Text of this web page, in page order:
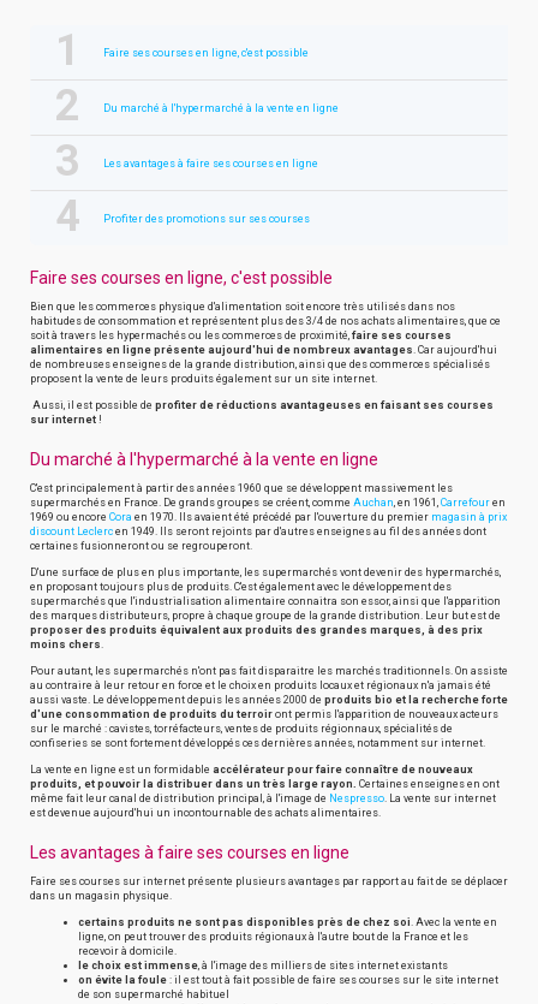
Faire ses courses en ligne, c'est possible
Du marché à l'hypermarché à la vente en ligne
Les avantages à faire ses courses en ligne
Profiter des promotions sur ses courses
Faire ses courses en ligne, c'est possible
Bien que les commerces physique d'alimentation soit encore très utilisés dans nos
habitudes de consommation et représentent plus des 3/4 de nos achats alimentaires, que ce
soit à travers les hypermachés ou les commerces de proximité, faire ses courses
alimentaires en ligne présente aujourd'hui de nombreux avantages . Car aujourd'hui
de nombreuses enseignes de la grande distribution, ainsi que des commerces spécialisés
proposent la vente de leurs produits également sur un site internet.
Aussi, il est possible de profiter de réductions avantageuses en faisant ses courses
sur internet !
Du marché à l'hypermarché à la vente en ligne
C'est principalement à partir des années 1960 que se développent massivement les
supermarchés en France. De grands groupes se créent, comme Auchan , en 1961, Carrefour en
1969 ou encore Cora en 1970. Ils avaient été précédé par l'ouverture du premier magasin à prix
discount Leclerc en 1949. Ils seront rejoints par d'autres enseignes au fil des années dont
certaines fusionneront ou se regrouperont.
D'une surface de plus en plus importante, les supermarchés vont devenir des hypermarchés,
en proposant toujours plus de produits. C'est également avec le développement des
supermarchés que l'industrialisation alimentaire connaitra son essor, ainsi que l'apparition
des marques distributeurs, propre à chaque groupe de la grande distribution. Leur but est de
proposer des produits équivalent aux produits des grandes marques, à des prix
moins chers
Pour autant, les supermarchés n'ont pas fait disparaitre les marchés traditionnels. On assiste
au contraire à leur retour en force et le choix en produits locaux et régionaux n'a jamais été
aussi vaste. Le développement depuis les années 2000 de produits bio et la recherche forte
d'une consommation de produits du terroir ont permis l'apparition de nouveaux acteurs
sur le marché : cavistes, torréfacteurs, ventes de produits régionnaux, spécialités de
confiseries se sont fortement développés ces dernières années, notamment sur internet.
La vente en ligne est un formidable accélérateur pour faire connaître de nouveaux
produits, et pouvoir la distribuer dans un très large rayon. Certaines enseignes en ont
même fait leur canal de distribution principal, à l'image de Nespresso . La vente sur internet
est devenue aujourd'hui un incontournable des achats alimentaires.
Les avantages à faire ses courses en ligne
Faire ses courses sur internet présente plusieurs avantages par rapport au fait de se déplacer
dans un magasin physique.
certains produits ne sont pas disponibles près de chez soi . Avec la vente en
ligne, on peut trouver des produits régionaux à l'autre bout de la France et les
recevoir à domicile.
le choix est immense , à l'image des milliers de sites internet existants
on évite la foule : il est tout à fait possible de faire ses courses sur le site internet
de son supermarché habituel